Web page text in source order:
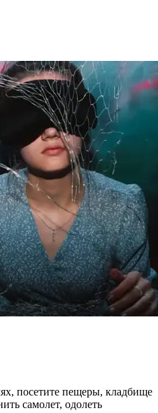
посетите пещеры, кладбище
самолет, одолеть